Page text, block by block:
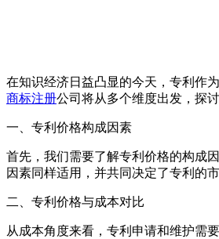
在知识经济日益凸显的今天，专利作
商标注册公司将从多个维度出发，探
一、专利价格构成因素
首先，我们需要了解专利价格的构成
因素同样适用，并共同决定了专利的市
二、专利价格与成本对比
从成本角度来看，专利申请和维护需